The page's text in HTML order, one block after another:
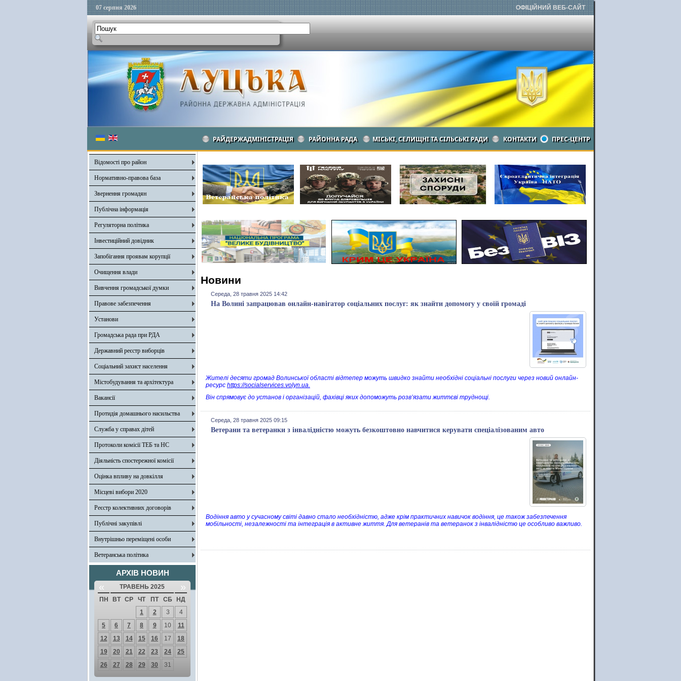
07 серпня 2026 ОФІЦІЙНИЙ ВЕБ-САЙТ
РАЙДЕРЖАДМІНІСТРАЦІЯ РАЙОННА РАДА МІСЬКІ, СЕЛИЩНІ ТА СІЛЬСЬКІ РАДИ КОНТАКТИ ПРЕС-ЦЕНТР
Відомості про район
Нормативно-правова база
Звернення громадян
Публічна інформація
Регуляторна політика
Інвестиційний довідник
Запобігання проявам корупції
Очищення влади
Вивчення громадської думки
Правове забезпечення
Установи
Громадська рада при РДА
Державний реєстр виборців
Соціальний захист населення
Містобудування та архітектура
Вакансії
Протидія домашнього насильства
Служба у справах дітей
Протоколи комісії ТЕБ та НС
Діяльність спостережної комісії
Оцінка впливу на довкілля
Місцеві вибори 2020
Реєстр колективних договорів
Публічні закупівлі
Внутрішньо переміщені особи
Ветеранська політика
АРХІВ НОВИН
« ТРАВЕНЬ 2025 »
ПН ВТ СР ЧТ ПТ СБ
НД
1
2 3
4
5
6 7 8 9 10
11
12
13 14 15 16 17
18
19
20 21 22 23 24
25
26
27 28 29 30 31
Новини
Середа, 28 травня 2025 14:42
На Волині запрацював онлайн-навігатор соціальних послуг: як знайти допомогу у своїй громаді
Жителі десяти громад Волинської області відтепер можуть швидко знайти необхідні соціальні послуги через новий онлайн-
ресурс https://socialservices.volyn.ua.
Він спрямовує до установ і організацій, фахівці яких допоможуть розв’язати життєві труднощі.
Середа, 28 травня 2025 09:15
Ветерани та ветеранки з інвалідністю можуть безкоштовно навчитися керувати спеціалізованим авто
Водіння авто у сучасному світі давно стало необхідністю, адже крім практичних навичок водіння, це також забезпечення
мобільності, незалежності та інтеграція в активне життя. Для ветеранів та ветеранок з інвалідністю це особливо важливо.